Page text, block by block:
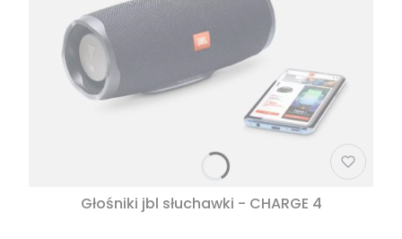
Głośniki jbl słuchawki - CHARGE 4